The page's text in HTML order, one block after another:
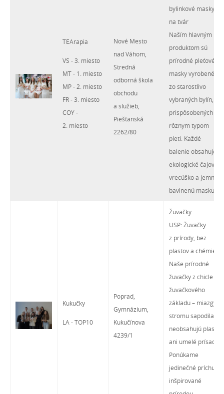
TEArapia
VS - 3. miesto
MT - 1. miesto
MP - 2. miesto
FR - 3. miesto
COY -
2. miesto
Nové Mesto
nad Váhom,
Stredná
odborná škola
obchodu
a služieb,
Piešťanská
2262/80
bylinkové masky
na tvár
Naším hlavným
produktom sú
prírodné pleťové
masky vyrobené
zo starostlivo
vybraných bylín,
prispôsobených
rôznym typom
pleti. Každé
balenie obsahuje
ekologické čajové
vrecúško a jemnú
bavlnenú masku.
Kukučky
LA - TOP10
Poprad,
Gymnázium,
Kukučínova
4239/1
Žuvačky
USP: Žuvačky
z prírody, bez
plastov a chémie
Naše prírodné
žuvačky z chicle
žuvačkového
základu – miazgy
stromu sapodila –
neobsahujú plasty
ani umelé prísady.
Ponúkame
jedinečné príchute
inšpirované